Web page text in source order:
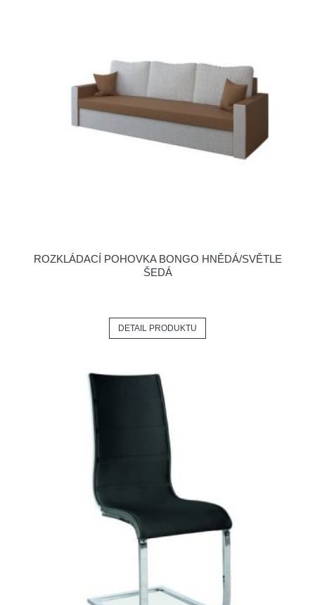
ROZKLÁDACÍ POHOVKA BONGO HNĚDÁ/SVĚTLE
ŠEDÁ
DETAIL PRODUKTU